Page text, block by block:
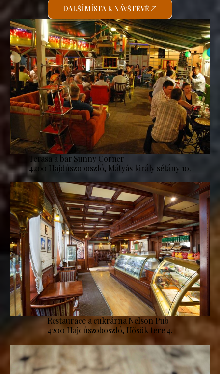
DALŠÍ MÍSTA K NÁVŠTĚVĚ
Terasa a bar Sunny Corner
4200 Hajdúszoboszló, Mátyás király sétány 10.
Restaurace a cukrárna Nelson Pub
4200 Hajdúszoboszló, Hősök tere 4.